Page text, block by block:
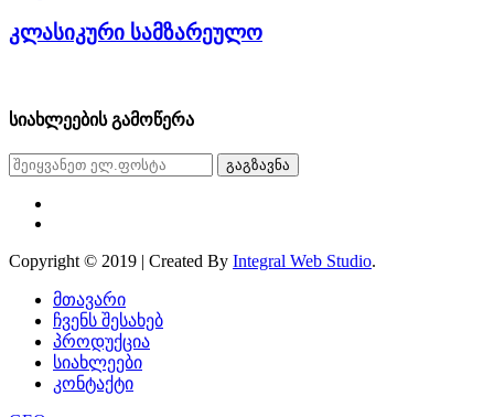
კლასიკური სამზარეულო
სიახლეების გამოწერა
გაგზავნა
Copyright © 2019 | Created By Integral Web Studio.
მთავარი
ჩვენს შესახებ
პროდუქცია
სიახლეები
კონტაქტი